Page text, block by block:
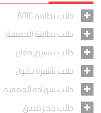
طلب بطاقة BMC
طلب بطاقة الجمعية
طلب تنسيق معابر
طلب تأشيرة دخول
طلب شهادة الجمعية
طلب حجز فندق